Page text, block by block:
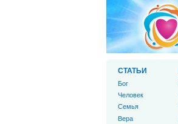
СТАТЬИ
Бог
Человек
Cемья
Вера